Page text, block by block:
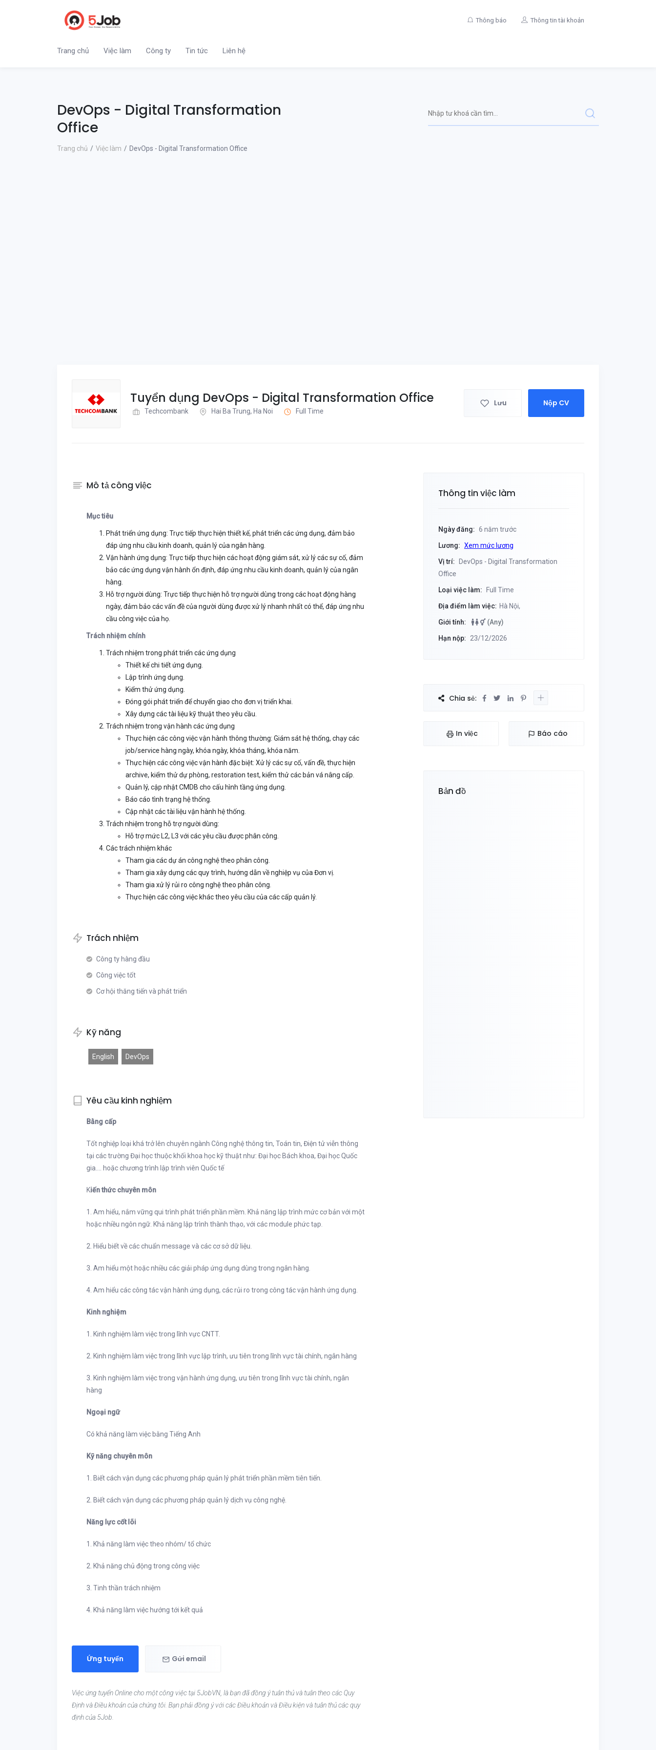
Thông báo Thông tin tài khoản
Trang chủ Việc làm Công ty Tin tức Liên hệ
DevOps - Digital Transformation
Office
Trang chủ Việc làm DevOps - Digital Transformation Office
Tuyển dụng DevOps - Digital Transformation Office
Techcombank Hai Ba Trung, Ha Noi Full Time
Lưu Nộp CV
Mô tả công việc
Mục tiêu
Phát triển ứng dụng: Trực tiếp thực hiện thiết kế, phát triển các ứng dụng, đảm bảo
đáp ứng nhu cầu kinh doanh, quản lý của ngân hàng.
Vận hành ứng dụng: Trực tiếp thực hiện các hoạt động giám sát, xử lý các sự cố, đảm
bảo các ứng dụng vận hành ổn định, đáp ứng nhu cầu kinh doanh, quản lý của ngân
hàng.
Hỗ trợ người dùng: Trực tiếp thực hiện hỗ trợ người dùng trong các hoạt động hàng
ngày, đảm bảo các vấn đề của người dùng được xử lý nhanh nhất có thể, đáp ứng nhu
cầu công việc của họ.
Trách nhiệm chính
Trách nhiệm trong phát triển các ứng dụng
Thiết kế chi tiết ứng dụng.
Lập trình ứng dụng.
Kiểm thử ứng dụng.
Đóng gói phát triển để chuyển giao cho đơn vị triển khai.
Xây dựng các tài liệu kỹ thuật theo yêu cầu.
Trách nhiệm trong vận hành các ứng dụng
Thực hiện các công việc vận hành thông thường: Giám sát hệ thống, chạy các
job/service hàng ngày, khóa ngày, khóa tháng, khóa năm.
Thực hiện các công việc vận hành đặc biệt: Xử lý các sự cố, vấn đề, thực hiện
archive, kiểm thử dự phòng, restoration test, kiểm thử các bản vá nâng cấp.
Quản lý, cập nhật CMDB cho cấu hình tầng ứng dụng.
Báo cáo tình trạng hệ thống.
Cập nhật các tài liệu vận hành hệ thống.
Trách nhiệm trong hỗ trợ người dùng:
Hỗ trợ mức L2, L3 với các yêu cầu được phân công.
Các trách nhiệm khác
Tham gia các dự án công nghệ theo phân công.
Tham gia xây dựng các quy trình, hướng dẫn về nghiệp vụ của Đơn vị.
Tham gia xử lý rủi ro công nghệ theo phân công.
Thực hiện các công việc khác theo yêu cầu của các cấp quản lý.
Trách nhiệm
Công ty hàng đầu
Công việc tốt
Cơ hội thăng tiến và phát triển
Kỹ năng
English DevOps
Yêu cầu kinh nghiệm
Bằng cấp
Tốt nghiệp loại khá trở lên chuyên ngành Công nghệ thông tin, Toán tin, Điện tử viễn thông
tại các trường Đại học thuộc khối khoa học kỹ thuật như: Đại học Bách khoa, Đại học Quốc
gia…. hoặc chương trình lập trình viên Quốc tế
Kiến thức chuyên môn
1. Am hiểu, nắm vững qui trình phát triển phần mềm. Khả năng lập trình mức cơ bản với một
hoặc nhiều ngôn ngữ. Khả năng lập trình thành thạo, với các module phức tạp.
2. Hiểu biết về các chuẩn message và các cơ sở dữ liệu.
3. Am hiểu một hoặc nhiều các giải pháp ứng dụng dùng trong ngân hàng.
4. Am hiểu các công tác vận hành ứng dụng, các rủi ro trong công tác vận hành ứng dụng.
Kinh nghiệm
1. Kinh nghiệm làm việc trong lĩnh vực CNTT.
2. Kinh nghiệm làm việc trong lĩnh vực lập trình, ưu tiên trong lĩnh vực tài chính, ngân hàng
3. Kinh nghiệm làm việc trong vận hành ứng dụng, ưu tiên trong lĩnh vực tài chính, ngân
hàng
Ngoại ngữ
Có khả năng làm việc bằng Tiếng Anh
Kỹ năng chuyên môn
1. Biết cách vận dụng các phương pháp quản lý phát triển phần mềm tiên tiến.
2. Biết cách vận dụng các phương pháp quản lý dịch vụ công nghệ.
Năng lực cốt lõi
1. Khả năng làm việc theo nhóm/ tổ chức
2. Khả năng chủ động trong công việc
3. Tinh thần trách nhiệm
4. Khả năng làm việc hướng tới kết quả
Ứng tuyển Gửi email
Việc ứng tuyển Online cho một công việc tại 5JobVN, là bạn đã đồng ý tuân thủ và tuân theo các Quy
Định và Điều khoản của chúng tôi. Bạn phải đồng ý với các Điều khoản và Điều kiện và tuân thủ các quy
định của 5Job.
Thông tin việc làm
Ngày đăng: 6 năm trước
Lương: Xem mức lương
Vị trí:
DevOps - Digital Transformation
Office
Loại việc làm: Full Time
Địa điểm làm việc: Hà Nội,
Giới tính: (Any)
Hạn nộp: 23/12/2026
Chia sẻ:
In việc Báo cáo
Bản đồ